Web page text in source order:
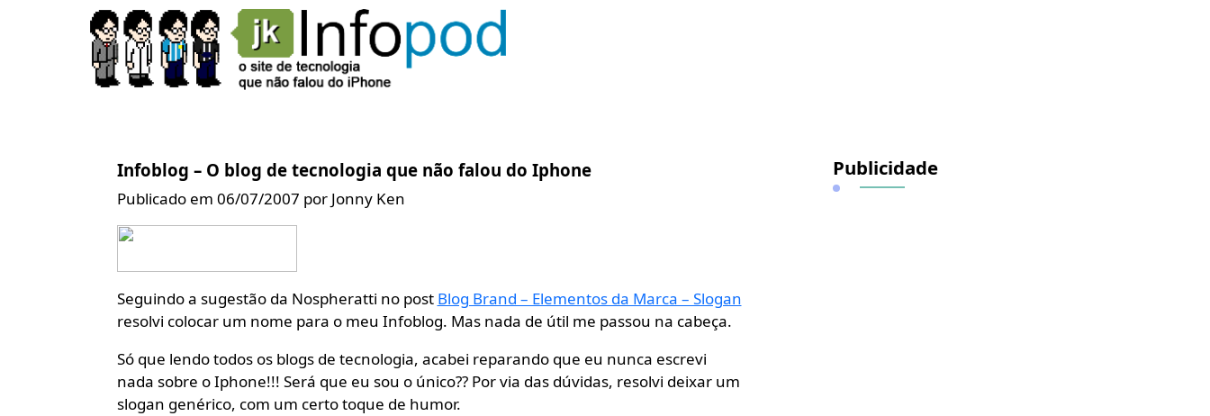
Infoblog – O blog de tecnologia que não falou do Iphone
Publicado em 06/07/2007 por Jonny Ken
Seguindo a sugestão da Nospheratti no post Blog Brand – Elementos da Marca – Slogan
resolvi colocar um nome para o meu Infoblog. Mas nada de útil me passou na cabeça.
Só que lendo todos os blogs de tecnologia, acabei reparando que eu nunca escrevi
nada sobre o Iphone!!! Será que eu sou o único?? Por via das dúvidas, resolvi deixar um
slogan genérico, com um certo toque de humor.
Publicidade